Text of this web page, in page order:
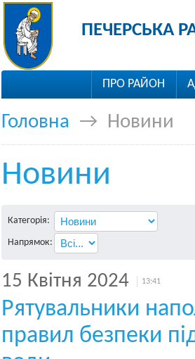
ПЕЧЕРСЬКА
ПРО РАЙОН
Головна → Новини
Новини
Категорія:
Напрямок:
15 Квітня 2024 13:41
Рятувальники
правил безпеки